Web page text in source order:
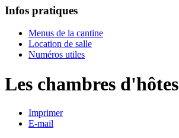
Infos pratiques
Menus de la cantine
Location de salle
Numéros utiles
Les chambres d'hôtes
Imprimer
E-mail